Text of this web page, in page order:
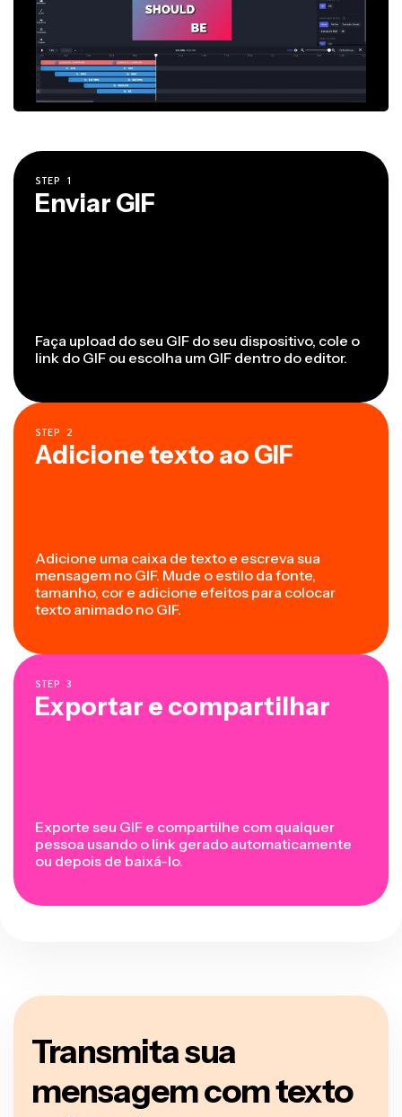
STEP 1
Enviar GIF
Faça upload do seu GIF do seu dispositivo, cole o
link do GIF ou escolha um GIF dentro do editor.
STEP 2
Adicione texto ao GIF
Adicione uma caixa de texto e escreva sua
mensagem no GIF. Mude o estilo da fonte,
tamanho, cor e adicione efeitos para colocar
texto animado no GIF.
STEP 3
Exportar e compartilhar
Exporte seu GIF e compartilhe com qualquer
pessoa usando o link gerado automaticamente
ou depois de baixá-lo.
Transmita sua
mensagem com texto